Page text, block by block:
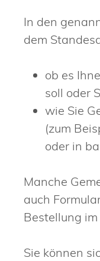
In den
dem
ob es
soll oder
wie Sie
(zum
oder in
Manche
auch
Bestellung
Sie können